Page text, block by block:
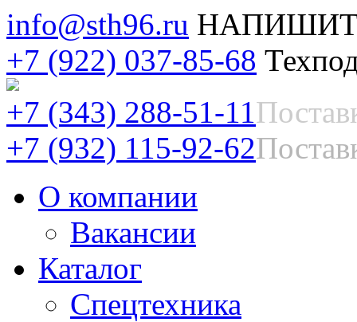
info@sth96.ru
+7 (922) 037-85-68
+7 (343) 288-51-11
+7 (932) 115-92-62
О компании
Вакансии
Каталог
Спецтехника